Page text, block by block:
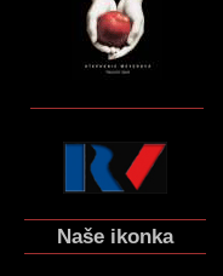
Naše ikonka